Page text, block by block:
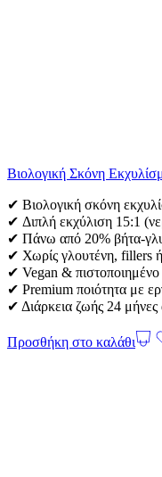
Βιολογική Σκόνη
✔ Βιολογική σκόνη
✔ Διπλή εκχύλιση 15:1
✔ Πάνω από 20% βήτα-
✔ Χωρίς γλουτένη, fillers
✔ Vegan & πιστοποιημένο
✔ Premium ποιότητα με
✔ Διάρκεια ζωής 24
Προσθήκη στο καλάθι